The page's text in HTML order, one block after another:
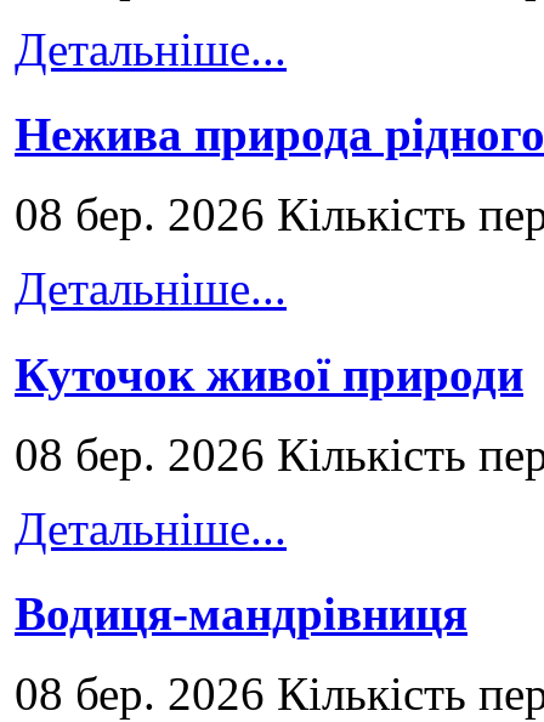
Детальніше...
Нежива природа
08 бер. 2026 Кількість
Детальніше...
Куточок живої природи
08 бер. 2026 Кількість
Детальніше...
Водиця-мандрівниця
08 бер. 2026 Кількість